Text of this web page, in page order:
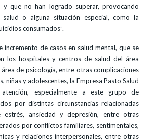
y que no han logrado superar, provocando
salud o alguna situación especial, como la
consumados”.
incremento de casos en salud mental, que se
los hospitales y centros de salud del área
de psicología, entre otras complicaciones
niñas y adolescentes, la Empresa Pasto Salud
atención, especialmente a este grupo de
por distintas circunstancias relacionadas
ansiedad y depresión, entre otras
por conflictos familiares, sentimentales,
y relaciones interpersonales, entre otras